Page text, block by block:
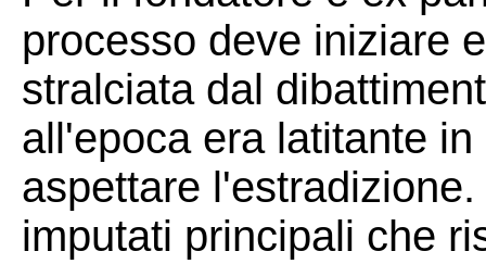
processo deve iniziare
stralciata dal
all'epoca era latitante
aspettare
imputati principali che